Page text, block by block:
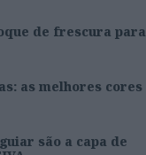
de frescura para
as melhores cores
são a capa de